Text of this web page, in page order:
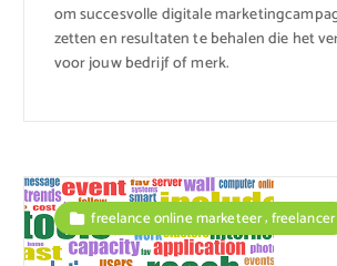
om succesvolle digitale
zetten en resultaten te behalen die het
voor jouw bedrijf of merk.
freelance online marketeer,freelancer